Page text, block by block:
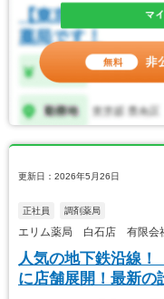
更新日：2026年5月26日
正社員 調剤薬局
エリム薬局 白石店 有限会
人気の地下鉄沿線！
に店舗展開！最新の